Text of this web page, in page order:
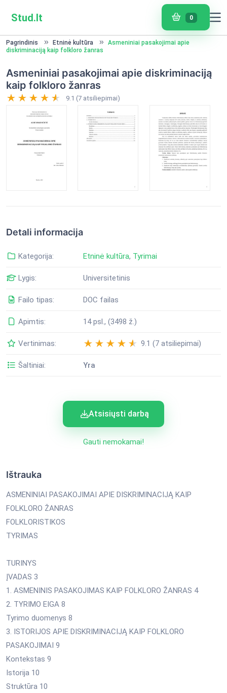
Stud.lt 0
Pagrindinis Etninė kultūra
Asmeniniai pasakojimai apie
diskriminaciją kaip folkloro žanras
Asmeniniai pasakojimai apie diskriminaciją
kaip folkloro žanras
9.1 (7 atsiliepimai)
Detali informacija
Kategorija: Etninė kultūra, Tyrimai
Lygis: Universitetinis
Failo tipas: DOC failas
Apimtis: 14 psl., (3498 ž.)
Vertinimas: 9.1 (7 atsiliepimai)
Šaltiniai: Yra
Atsisiųsti darbą
Gauti nemokamai!
Ištrauka
ASMENINIAI PASAKOJIMAI APIE DISKRIMINACIJĄ KAIP
FOLKLORO ŽANRAS
FOLKLORISTIKOS
TYRIMAS
TURINYS
ĮVADAS 3
1. ASMENINIS PASAKOJIMAS KAIP FOLKLORO ŽANRAS 4
2. TYRIMO EIGA 8
Tyrimo duomenys 8
3. ISTORIJOS APIE DISKRIMINACIJĄ KAIP FOLKLORO
PASAKOJIMAI 9
Kontekstas 9
Istorija 10
Struktūra 10